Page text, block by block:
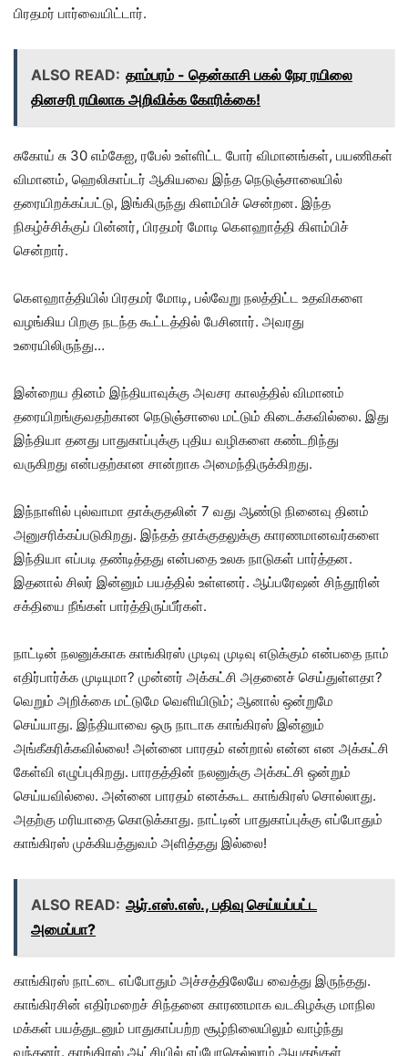
பிரதமர் பார்வையிட்டார்.
ALSO READ: தாம்பரம் - தென்காசி பகல் நேர ரயிலை
தினசரி ரயிலாக அறிவிக்க கோரிக்கை!
சுகோய் சு 30 எம்கேஐ, ரபேல் உள்ளிட்ட போர் விமானங்கள், பயணிகள்
விமானம், ஹெலிகாப்டர் ஆகியவை இந்த நெடுஞ்சாலையில்
தரையிறக்கப்பட்டு, இங்கிருந்து கிளம்பிச் சென்றன. இந்த
நிகழ்ச்சிக்குப் பின்னர், பிரதமர் மோடி கௌஹாத்தி கிளம்பிச்
சென்றார்.
கௌஹாத்தியில் பிரதமர் மோடி, பல்வேறு நலத்திட்ட உதவிகளை
வழங்கிய பிறகு நடந்த கூட்டத்தில் பேசினார். அவரது
உரையிலிருந்து…
இன்றைய தினம் இந்தியாவுக்கு அவசர காலத்தில் விமானம்
தரையிறங்குவதற்கான நெடுஞ்சாலை மட்டும் கிடைக்கவில்லை. இது
இந்தியா தனது பாதுகாப்புக்கு புதிய வழிகளை கண்டறிந்து
வருகிறது என்பதற்கான சான்றாக அமைந்திருக்கிறது.
இந்நாளில் புல்வாமா தாக்குதலின் 7 வது ஆண்டு நினைவு தினம்
அனுசரிக்கப்படுகிறது. இந்தத் தாக்குதலுக்கு காரணமானவர்களை
இந்தியா எப்படி தண்டித்தது என்பதை உலக நாடுகள் பார்த்தன.
இதனால் சிலர் இன்னும் பயத்தில் உள்ளனர். ஆப்பரேஷன் சிந்தூரின்
சக்தியை நீங்கள் பார்த்திருப்பீர்கள்.
நாட்டின் நலனுக்காக காங்கிரஸ் முடிவு முடிவு எடுக்கும் என்பதை நாம்
எதிர்பார்க்க முடியுமா? முன்னர் அக்கட்சி அதனைச் செய்துள்ளதா?
வெறும் அறிக்கை மட்டுமே வெளியிடும்; ஆனால் ஒன்றுமே
செய்யாது. இந்தியாவை ஒரு நாடாக காங்கிரஸ் இன்னும்
அங்கீகரிக்கவில்லை! அன்னை பாரதம் என்றால் என்ன என அக்கட்சி
கேள்வி எழுப்புகிறது. பாரதத்தின் நலனுக்கு அக்கட்சி ஒன்றும்
செய்யவில்லை. அன்னை பாரதம் எனக்கூட காங்கிரஸ் சொல்லாது.
அதற்கு மரியாதை கொடுக்காது. நாட்டின் பாதுகாப்புக்கு எப்போதும்
காங்கிரஸ் முக்கியத்துவம் அளித்தது இல்லை!
ALSO READ: ஆர்.எஸ்.எஸ்., பதிவு செய்யப்பட்ட
அமைப்பா?
காங்கிரஸ் நாட்டை எப்போதும் அச்சத்திலேயே வைத்து இருந்தது.
காங்கிரசின் எதிர்மறைச் சிந்தனை காரணமாக வடகிழக்கு மாநில
மக்கள் பயத்துடனும் பாதுகாப்பற்ற சூழ்நிலையிலும் வாழ்ந்து
வந்தனர். காங்கிரஸ் ஆட்சியில் எப்போதெல்லாம் ஆயுதங்கள்